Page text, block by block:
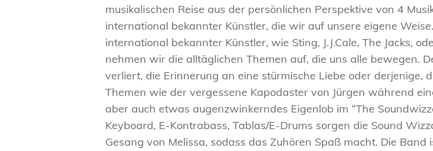
musikalischen Reise aus der persönlichen Perspektive von 4
international bekannter Künstler, die wir auf unsere eigene
international bekannter Künstler, wie Sting, J.J.Cale, The Jacks,
nehmen wir die alltäglichen Themen auf, die uns alle bewegen.
verliert, die Erinnerung an eine stürmische Liebe oder derjenige,
Themen wie der vergessene Kapodaster von Jürgen während
aber auch etwas augenzwinkerndes Eigenlob im “The
Keyboard, E-Kontrabass, Tablas/E-Drums sorgen die Sound
Gesang von Melissa, sodass das Zuhören Spaß macht. Die